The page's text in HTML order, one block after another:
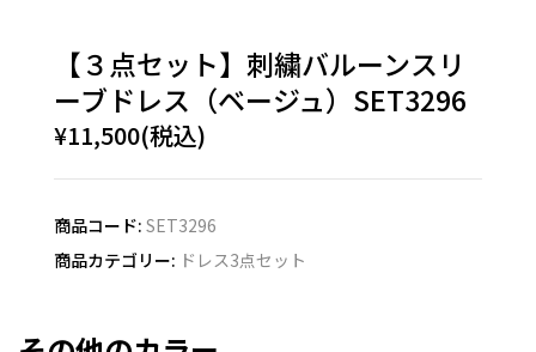
【３点セット】刺繍バルーンスリ
ーブドレス（ベージュ）SET3296
¥11,500(税込)
商品コード: SET3296
商品カテゴリー: ドレス3点セット